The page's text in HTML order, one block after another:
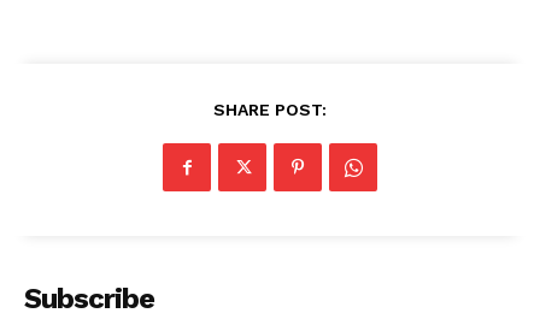
SHARE POST:
Subscribe